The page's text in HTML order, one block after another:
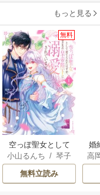
もっと見る
無料
空っぽ聖女として
捨てられたはず
が、嫁ぎ先の皇帝
陛下に溺愛されて
小山るんち /琴子
無料立読み
婚
っ
高